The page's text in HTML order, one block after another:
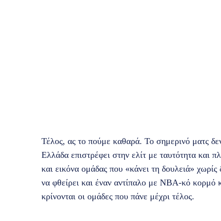
Τέλος, ας το πούμε καθαρά. Το σημερινό ματς
Ελλάδα επιστρέφει στην ελίτ με ταυτότητα και
και εικόνα ομάδας που «κάνει τη δουλειά»
να φθείρει και έναν αντίπαλο με NBA‑κό κορμό
κρίνονται οι ομάδες που πάνε μέχρι τέλος.